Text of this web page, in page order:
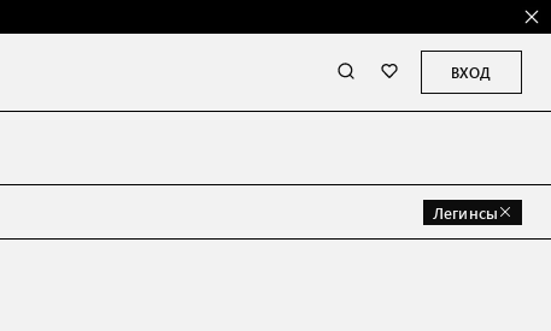
ВХОД
Легинсы